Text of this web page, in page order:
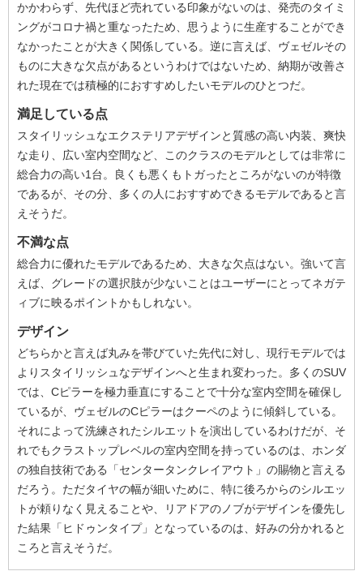
かかわらず、先代ほど売れている印象がないのは、発売のタイミ
ングがコロナ禍と重なったため、思うように生産することができ
なかったことが大きく関係している。逆に言えば、ヴェゼルその
ものに大きな欠点があるというわけではないため、納期が改善さ
れた現在では積極的におすすめしたいモデルのひとつだ。
満足している点
スタイリッシュなエクステリアデザインと質感の高い内装、爽快
な走り、広い室内空間など、このクラスのモデルとしては非常に
総合力の高い1台。良くも悪くもトガったところがないのが特徴
であるが、その分、多くの人におすすめできるモデルであると言
えそうだ。
不満な点
総合力に優れたモデルであるため、大きな欠点はない。強いて言
えば、グレードの選択肢が少ないことはユーザーにとってネガテ
ィブに映るポイントかもしれない。
デザイン
どちらかと言えば丸みを帯びていた先代に対し、現行モデルでは
よりスタイリッシュなデザインへと生まれ変わった。多くのSUV
では、Cピラーを極力垂直にすることで十分な室内空間を確保し
ているが、ヴェゼルのCピラーはクーペのように傾斜している。
それによって洗練されたシルエットを演出しているわけだが、そ
れでもクラストップレベルの室内空間を持っているのは、ホンダ
の独自技術である「センタータンクレイアウト」の賜物と言える
だろう。ただタイヤの幅が細いために、特に後ろからのシルエッ
トが頼りなく見えることや、リアドアのノブがデザインを優先し
た結果「ヒドゥンタイプ」となっているのは、好みの分かれると
ころと言えそうだ。